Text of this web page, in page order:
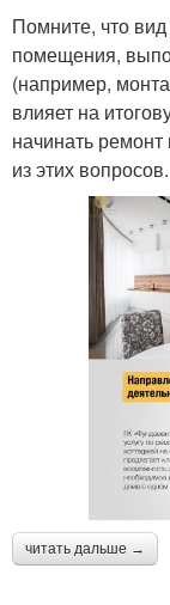
Помните, что
помещения,
(например,
влияет на
начинать ремонт
из этих вопросов.
читать дальше →